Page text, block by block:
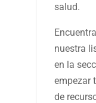
salud.
nuestra
en la
empezar
de